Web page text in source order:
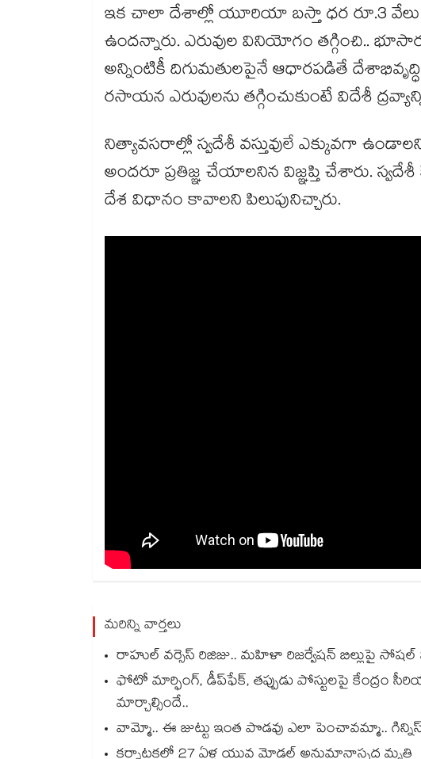
ఇక చాలా దేశాల్లో యూరియా బస్తా ధర రూ.3
ఉందన్నారు. ఎరువుల వినియోగం తగ్గించి..
అన్నింటికీ దిగుమతులపైనే ఆధారపడితే
రసాయన ఎరువులను తగ్గించుకుంటే విదేశీ
నిత్యావసరాల్లో స్వదేశీ వస్తువులే ఎక్కువగా
అందరూ ప్రతిజ్ఞ చేయాలనిన విజ్ఞప్తి చేశారు.
దేశ విధానం కావాలని పిలుపునిచ్చారు.
మరిన్ని వార్తలు
రాహుల్ వర్సెస్ రిజిజు.. మహిళా రిజర్వేషన్ బిల్లుపై
ఫోటో మార్ఫింగ్, డీప్‌ఫేక్‌, తప్పుడు పోస్టులపై కేంద్రం
మార్చాల్సిందే..
వామ్మో.. ఈ జుట్టు ఇంత పొడవు ఎలా పెంచావమ్మా.. గిన్నిస్